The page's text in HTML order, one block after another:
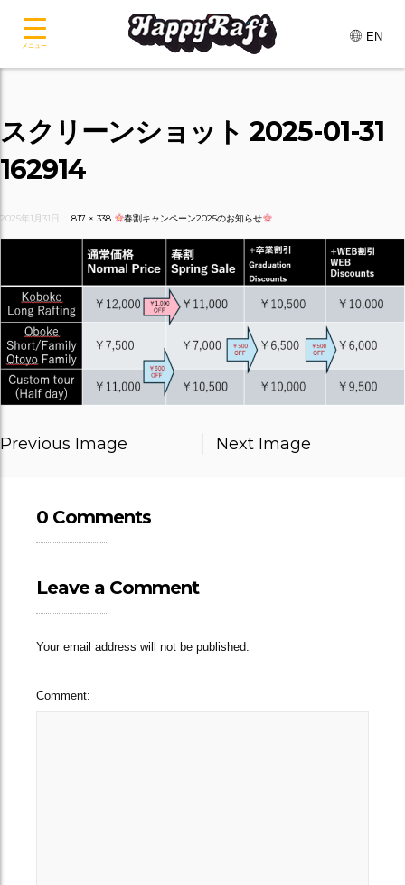
EN
スクリーンショット 2025-01-31
162914
2025年1月31日 817 × 338 春割キャンペーン2025のお知らせ
Previous Image Next Image
0 Comments
Leave a Comment
Your email address will not be published.
Comment:
メニュー